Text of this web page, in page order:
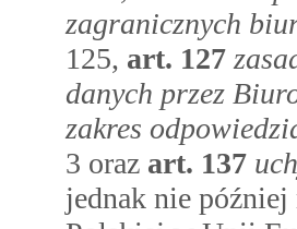
zagranicznych
125, art. 127
danych przez
zakres
3 oraz art. 137
jednak nie